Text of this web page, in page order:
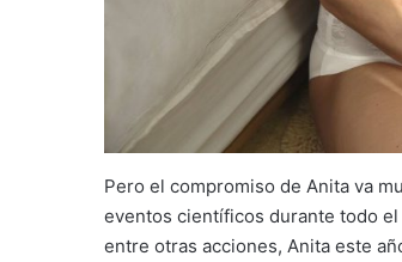
Pero el compromiso de Anita va
eventos científicos durante todo
entre otras acciones, Anita este